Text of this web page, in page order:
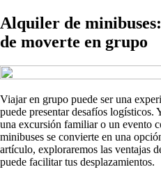
Alquiler de
de moverte en grupo
Viajar en grupo puede ser una
puede presentar desafíos logísticos.
una excursión familiar o un evento
minibuses se convierte en una
artículo, exploraremos las ventajas
puede facilitar tus desplazamientos.